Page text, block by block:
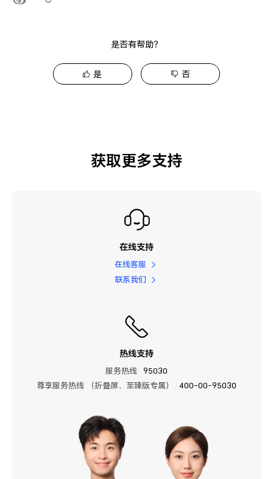
是否有帮助？
是 否
获取更多支持
在线支持
在线客服
联系我们
热线支持
服务热线
95030
尊享服务热线 （折叠屏、至臻版专属）
400-00-95030